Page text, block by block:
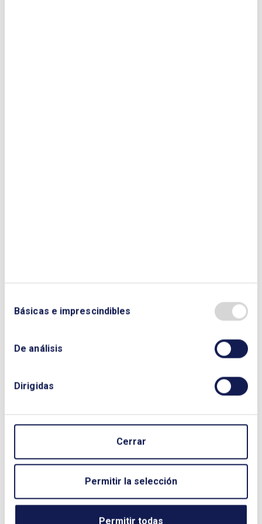
Básicas e imprescindibles
De análisis
Dirigidas
Cerrar
Permitir la selección
Permitir todas
Cuadernos de Energía Nº 64
03/02/2021